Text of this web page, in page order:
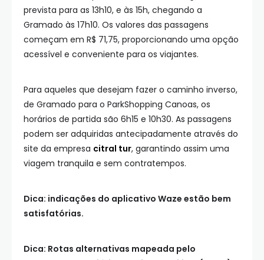
prevista para as 13h10, e às 15h, chegando a
Gramado às 17h10. Os valores das passagens
começam em R$ 71,75, proporcionando uma opção
acessível e conveniente para os viajantes.
Para aqueles que desejam fazer o caminho inverso,
de Gramado para o ParkShopping Canoas, os
horários de partida são 6h15 e 10h30. As passagens
podem ser adquiridas antecipadamente através do
site da empresa citral tur, garantindo assim uma
viagem tranquila e sem contratempos.
Dica: indicações do aplicativo Waze estão bem
satisfatórias.
Dica: Rotas alternativas mapeada pelo